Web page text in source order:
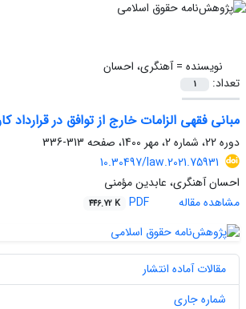
نویسنده =آهنگری، احسان
تعداد:
مبانی فقهی الزامات خارج از توافق در قرارداد کار
دوره 22، شماره 2، مهر 1400، صفحه
313-336
10.30497/law.2021.75931
احسان آهنگری، عابدین مؤمنی
مشاهده مقاله
446.72 K
مقالات آماده انتشار
شماره جاری